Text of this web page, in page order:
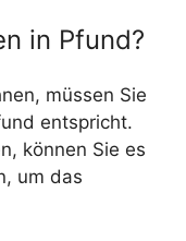
in Pfund?
müssen Sie
entspricht.
können Sie es
um das